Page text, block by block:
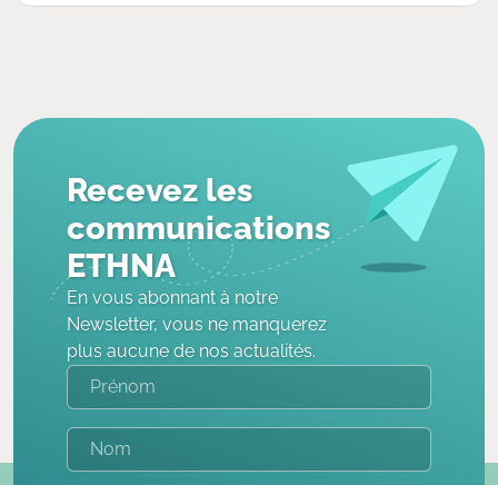
Recevez les
communications
ETHNA
En vous abonnant à notre
Newsletter, vous ne manquerez
plus aucune de nos actualités.